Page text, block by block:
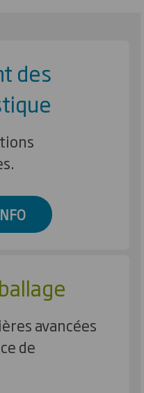
des
avancées
de